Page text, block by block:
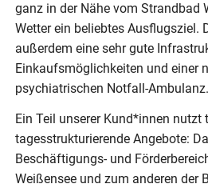
ganz in der Nähe vom Strandbad
Wetter ein beliebtes Ausflugsziel.
außerdem eine sehr gute
Einkaufsmöglichkeiten und einer
psychiatrischen Notfall-Ambulanz.
Ein Teil unserer Kund*innen nutzt
tagesstrukturierende Angebote:
Beschäftigungs- und
Weißensee und zum anderen der